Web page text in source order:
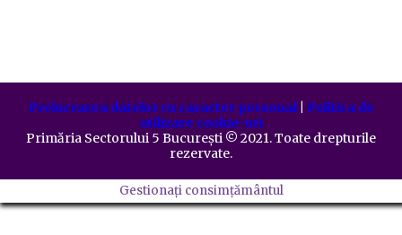
Prelucrarea datelor cu caracter personal| Politica de
utilizare cookie-uri
Primăria Sectorului 5 București ©️ 2021. Toate drepturile
rezervate.
Gestionați consimțământul